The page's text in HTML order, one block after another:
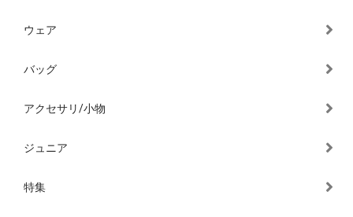
ウェア
バッグ
アクセサリ/小物
ジュニア
特集